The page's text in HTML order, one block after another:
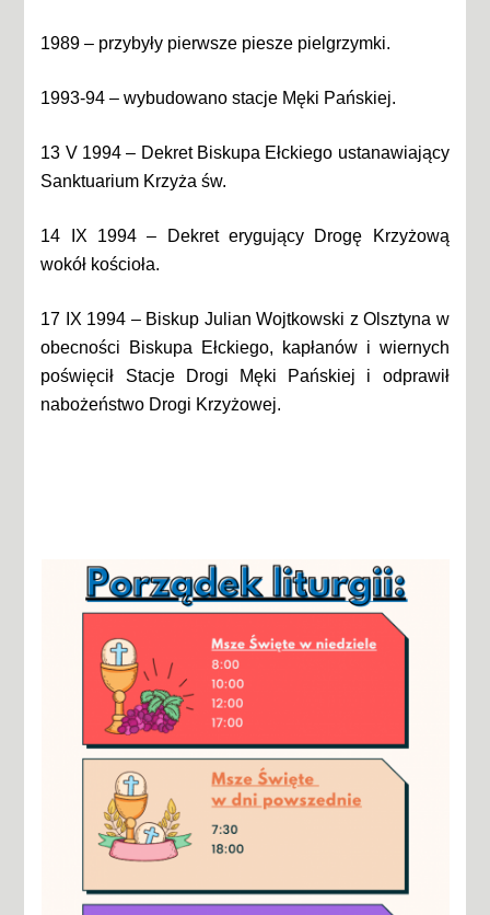
1989 – przybyły pierwsze piesze pielgrzymki.
1993-94 – wybudowano stacje Męki Pańskiej.
13 V 1994 – Dekret Biskupa Ełckiego ustanawiający
Sanktuarium Krzyża św.
14 IX 1994 – Dekret erygujący Drogę Krzyżową
wokół kościoła.
17 IX 1994 – Biskup Julian Wojtkowski z Olsztyna w
obecności Biskupa Ełckiego, kapłanów i wiernych
poświęcił Stacje Drogi Męki Pańskiej i odprawił
nabożeństwo Drogi Krzyżowej.